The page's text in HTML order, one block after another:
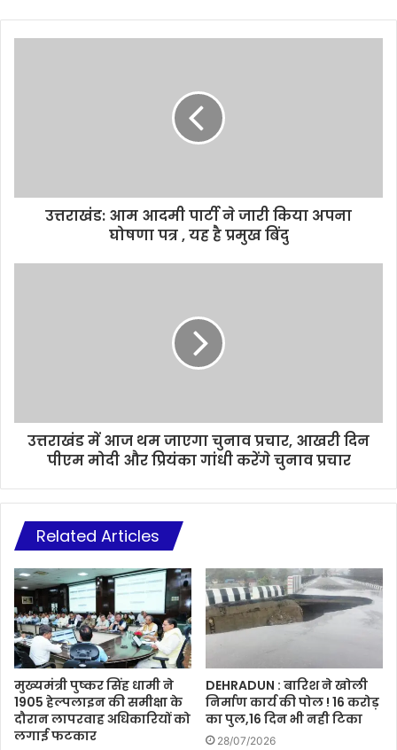
उत्तराखंड: आम आदमी पार्टी ने जारी किया अपना
घोषणा पत्र , यह है प्रमुख बिंदु
उत्तराखंड में आज थम जाएगा चुनाव प्रचार, आखरी दिन
पीएम मोदी और प्रियंका गांधी करेंगे चुनाव प्रचार
Related Articles
मुख्यमंत्री पुष्कर सिंह धामी ने
1905 हेल्पलाइन की समीक्षा के
दौरान लापरवाह अधिकारियों को
लगाई फटकार
DEHRADUN : बारिश ने खोली
निर्माण कार्य की पोल ! 16 करोड़
का पुल,16 दिन भी नही टिका
28/07/2026